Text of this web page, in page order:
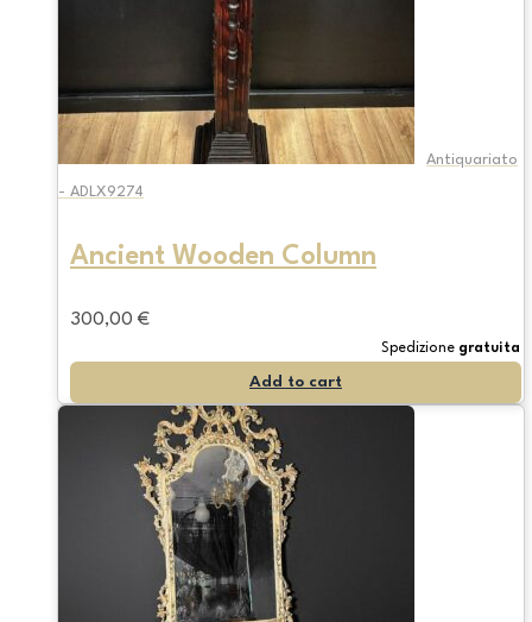
Antiquariato
- ADLX9274
Ancient Wooden Column
300,00 €
Spedizione gratuita
Add to cart